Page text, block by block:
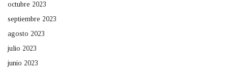
octubre 2023
septiembre 2023
agosto 2023
julio 2023
junio 2023